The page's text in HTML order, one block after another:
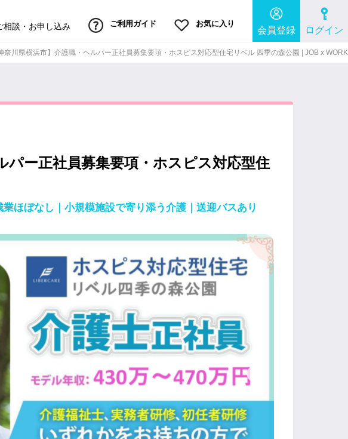
相談・お申し込み ご利用ガイド お気に入り
会員登録 ログイン
奈川県横浜市】介護職・ヘルパー正社員募集要項・ホスピス対応型住宅リベル 四季の森公園 | JOB x WORK
パー正社員募集要項・ホスピス対応型住
ほぼなし｜小規模施設で寄り添う介護｜送迎バスあり